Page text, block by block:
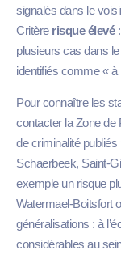
signalés dans le
Critère risque élevé:
plusieurs cas dans
identifiés comme « à
Pour connaître les
contacter la Zone de
de criminalité
Schaerbeek, Saint-
exemple un risque
Watermael-Boitsfort
généralisations : à
considérables au